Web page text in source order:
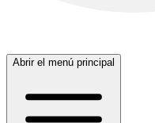
Abrir el menú principal